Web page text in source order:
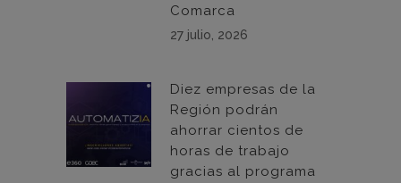
Comarca
27 julio, 2026
Diez empresas de la
Región podrán
ahorrar cientos de
horas de trabajo
gracias al programa